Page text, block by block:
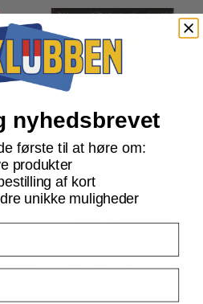
nyhedsbrevet
første til at høre om:
produkter
af kort
unikke muligheder